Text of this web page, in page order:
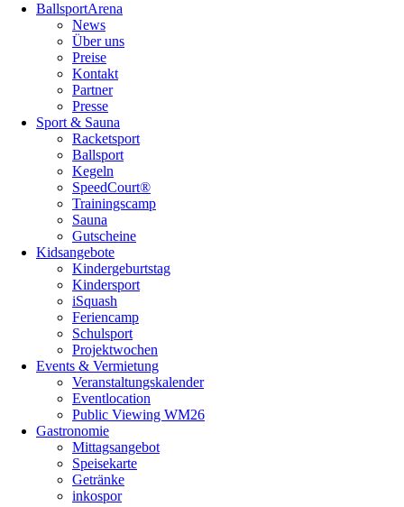
überspringenBallsportArena
News
Über uns
Preise
Kontakt
Partner
Presse
Sport & Sauna
Racketsport
Ballsport
Kegeln
SpeedCourt®
Trainingscamp
Sauna
Gutscheine
Kidsangebote
Kindergeburtstag
Kindersport
iSquash
Feriencamp
Schulsport
Projektwochen
Events & Vermietung
Veranstaltungskalender
Eventlocation
Public Viewing WM26
Gastronomie
Mittagsangebot
Speisekarte
Getränke
inkospor